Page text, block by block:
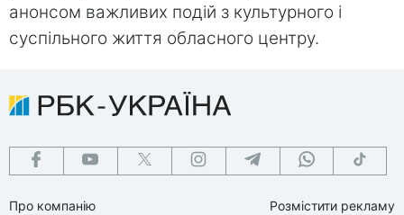
анонсом важливих подій з культурного і
суспільного життя обласного центру.
Про компанію
Розмістити рекламу